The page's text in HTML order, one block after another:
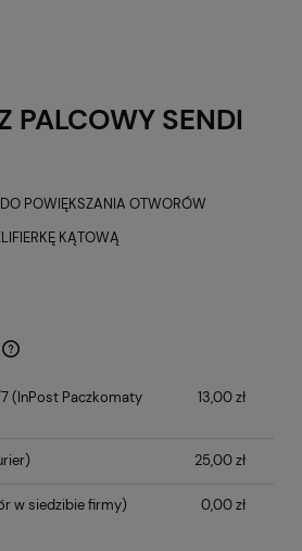
PALCOWY SENDI
POWIĘKSZANIA OTWORÓW
KĄTOWĄ
kosztów
(InPost Paczkomaty
13,00 zł
25,00 zł
w siedzibie firmy) 0,00 zł